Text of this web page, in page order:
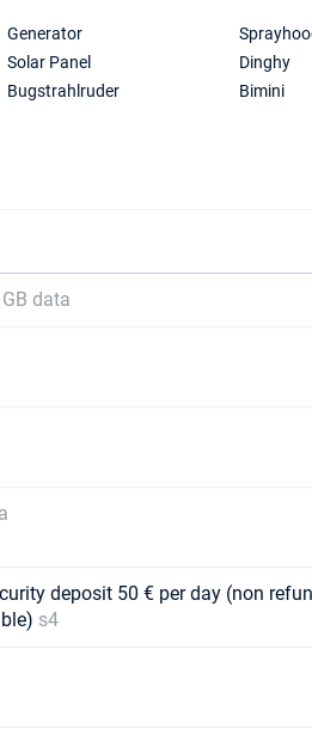
Generator
Solar Panel
Bugstrahlruder
Dinghy
Bimini
data
deposit 50 € per day (non
s4